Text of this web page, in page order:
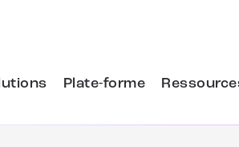
Plate-forme